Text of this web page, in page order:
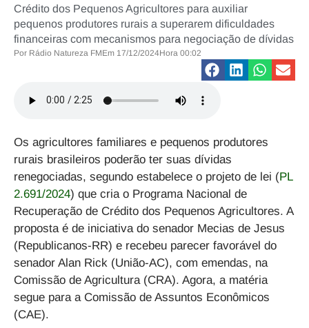
Crédito dos Pequenos Agricultores para auxiliar
pequenos produtores rurais a superarem dificuldades
financeiras com mecanismos para negociação de dívidas
Por Rádio Natureza FMEm 17/12/2024Hora 00:02
Os agricultores familiares e pequenos produtores
rurais brasileiros poderão ter suas dívidas
renegociadas, segundo estabelece o projeto de lei (PL
2.691/2024) que cria o Programa Nacional de
Recuperação de Crédito dos Pequenos Agricultores. A
proposta é de iniciativa do senador Mecias de Jesus
(Republicanos-RR) e recebeu parecer favorável do
senador Alan Rick (União-AC), com emendas, na
Comissão de Agricultura (CRA). Agora, a matéria
segue para a Comissão de Assuntos Econômicos
(CAE).